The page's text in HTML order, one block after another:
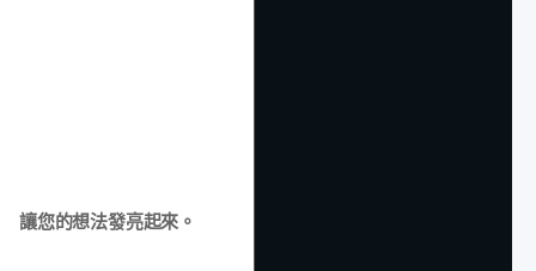
讓您的想法發亮起來。